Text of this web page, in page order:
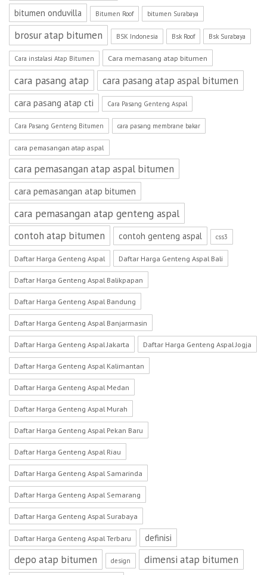
bitumen onduvilla Bitumen Roof bitumen Surabaya
brosur atap bitumen BSK Indonesia Bsk Roof Bsk Surabaya
Cara instalasi Atap Bitumen Cara memasang atap bitumen
cara pasang atap cara pasang atap aspal bitumen
cara pasang atap cti Cara Pasang Genteng Aspal
Cara Pasang Genteng Bitumen cara pasang membrane bakar
cara pemasangan atap aspal
cara pemasangan atap aspal bitumen
cara pemasangan atap bitumen
cara pemasangan atap genteng aspal
contoh atap bitumen contoh genteng aspal css3
Daftar Harga Genteng Aspal Daftar Harga Genteng Aspal Bali
Daftar Harga Genteng Aspal Balikpapan
Daftar Harga Genteng Aspal Bandung
Daftar Harga Genteng Aspal Banjarmasin
Daftar Harga Genteng Aspal Jakarta Daftar Harga Genteng Aspal Jogja
Daftar Harga Genteng Aspal Kalimantan
Daftar Harga Genteng Aspal Medan
Daftar Harga Genteng Aspal Murah
Daftar Harga Genteng Aspal Pekan Baru
Daftar Harga Genteng Aspal Riau
Daftar Harga Genteng Aspal Samarinda
Daftar Harga Genteng Aspal Semarang
Daftar Harga Genteng Aspal Surabaya
Daftar Harga Genteng Aspal Terbaru definisi
depo atap bitumen design dimensi atap bitumen